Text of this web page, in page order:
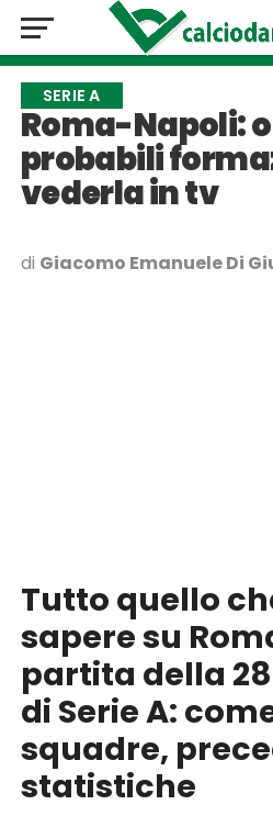
SERIE A
Roma-Napoli:
probabili
vederla in tv
di Giacomo Emanuele Di
Tutto quello
sapere su
partita della
di Serie A:
squadre,
statistiche